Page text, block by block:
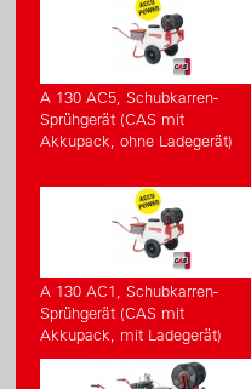
A 130 AC5, Schubkarren-
Sprühgerät (CAS mit
Akkupack, ohne Ladegerät)
A 130 AC1, Schubkarren-
Sprühgerät (CAS mit
Akkupack, mit Ladegerät)